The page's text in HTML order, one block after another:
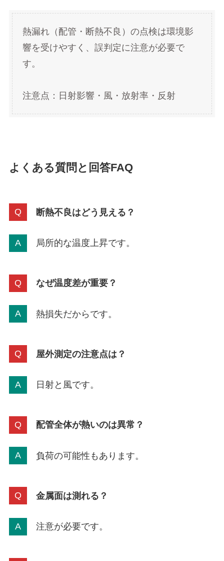
熱漏れ（配管・断熱不良）の点検は環境影
響を受けやすく、誤判定に注意が必要で
す。
注意点：日射影響・風・放射率・反射
よくある質問と回答FAQ
断熱不良はどう見える？
局所的な温度上昇です。
なぜ温度差が重要？
熱損失だからです。
屋外測定の注意点は？
日射と風です。
配管全体が熱いのは異常？
負荷の可能性もあります。
金属面は測れる？
注意が必要です。